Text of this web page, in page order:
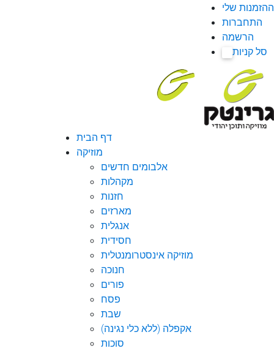
ההזמנות שלי
התחברות
הרשמה
סל קניות
דף הבית
מוזיקה
אלבומים חדשים
מקהלות
חזנות
מארזים
אנגלית
חסידית
מוזיקה אינסטרומנטלית
חנוכה
פורים
פסח
שבת
אקפלה (ללא כלי נגינה)
סוכות